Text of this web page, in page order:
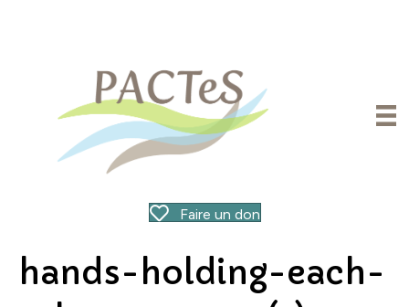
Faire un don
hands-holding-each-